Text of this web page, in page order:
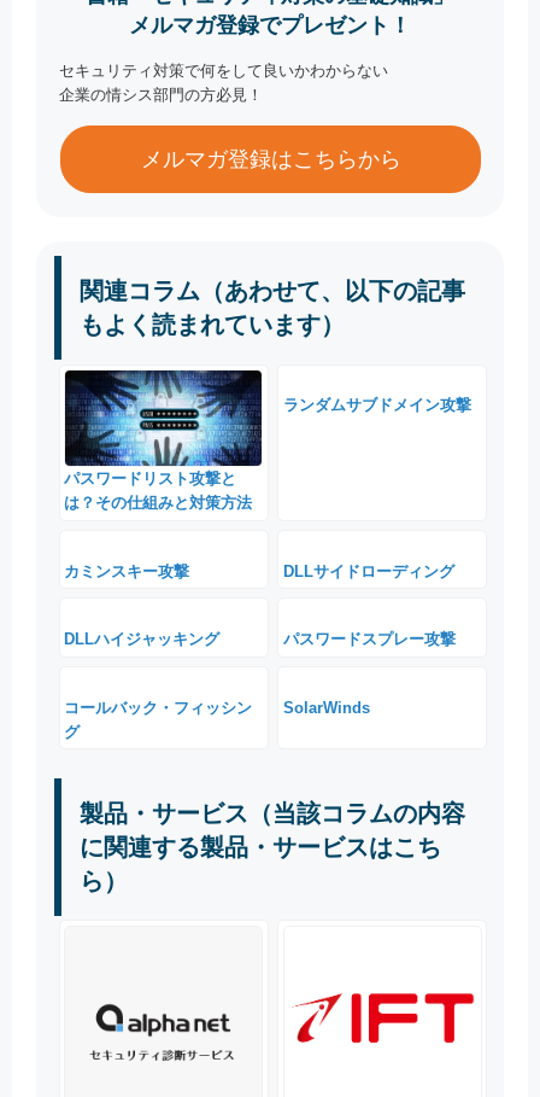
メルマガ登録でプレゼント！
セキュリティ対策で何をして良いかわからない
企業の情シス部門の方必見！
メルマガ登録はこちらから
関連コラム（あわせて、以下の記事
もよく読まれています）
パスワードリスト攻撃と
は？その仕組みと対策方法
ランダムサブドメイン攻撃
カミンスキー攻撃 DLLサイドローディング
DLLハイジャッキング パスワードスプレー攻撃
コールバック・フィッシン
グ
SolarWinds
製品・サービス（当該コラムの内容
に関連する製品・サービスはこち
ら）